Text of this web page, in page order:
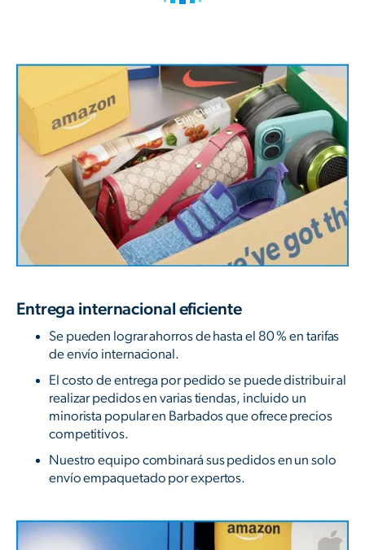
Entrega internacional eficiente
Se pueden lograr ahorros de hasta el 80 % en tarifas
de envío internacional.
El costo de entrega por pedido se puede distribuir al
realizar pedidos en varias tiendas, incluido un
minorista popular en Barbados que ofrece precios
competitivos.
Nuestro equipo combinará sus pedidos en un solo
envío empaquetado por expertos.